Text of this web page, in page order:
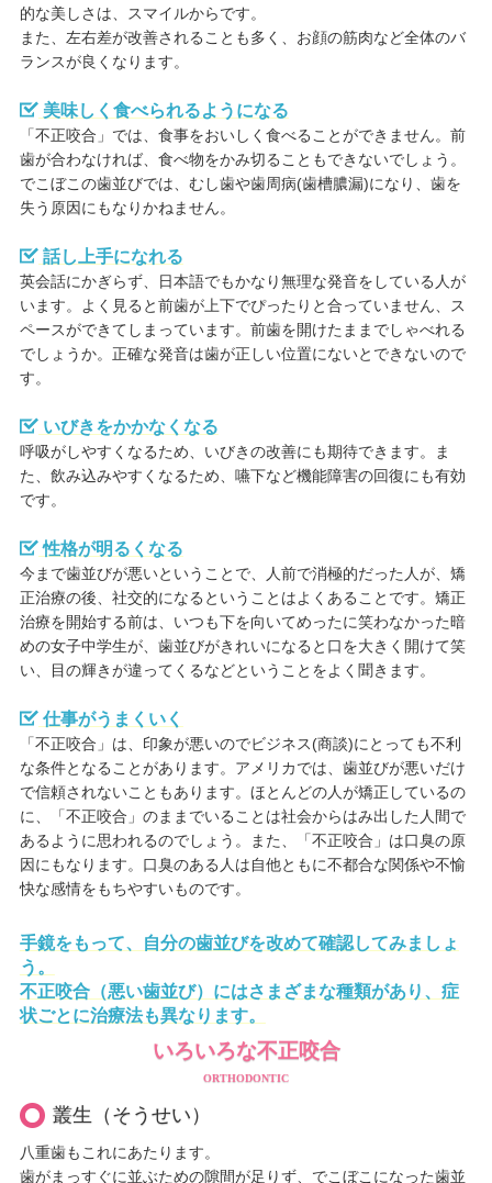
的な美しさは、スマイルからです。
また、左右差が改善されることも多く、お顔の筋肉など全体のバ
ランスが良くなります。
美味しく食べられるようになる
「不正咬合」では、食事をおいしく食べることができません。前
歯が合わなければ、食べ物をかみ切ることもできないでしょう。
でこぼこの歯並びでは、むし歯や歯周病(歯槽膿漏)になり、歯を
失う原因にもなりかねません。
話し上手になれる
英会話にかぎらず、日本語でもかなり無理な発音をしている人が
います。よく見ると前歯が上下でぴったりと合っていません、ス
ペースができてしまっています。前歯を開けたままでしゃべれる
でしょうか。正確な発音は歯が正しい位置にないとできないので
す。
いびきをかかなくなる
呼吸がしやすくなるため、いびきの改善にも期待できます。ま
た、飲み込みやすくなるため、嚥下など機能障害の回復にも有効
です。
性格が明るくなる
今まで歯並びが悪いということで、人前で消極的だった人が、矯
正治療の後、社交的になるということはよくあることです。矯正
治療を開始する前は、いつも下を向いてめったに笑わなかった暗
めの女子中学生が、歯並びがきれいになると口を大きく開けて笑
い、目の輝きが違ってくるなどということをよく聞きます。
仕事がうまくいく
「不正咬合」は、印象が悪いのでビジネス(商談)にとっても不利
な条件となることがあります。アメリカでは、歯並びが悪いだけ
で信頼されないこともあります。ほとんどの人が矯正しているの
に、「不正咬合」のままでいることは社会からはみ出した人間で
あるように思われるのでしょう。また、「不正咬合」は口臭の原
因にもなります。口臭のある人は自他ともに不都合な関係や不愉
快な感情をもちやすいものです。
手鏡をもって、自分の歯並びを改めて確認してみましょ
う。
不正咬合（悪い歯並び）にはさまざまな種類があり、症
状ごとに治療法も異なります。
いろいろな不正咬合
ORTHODONTIC
叢生（そうせい）
八重歯もこれにあたります。
歯がまっすぐに並ぶための隙間が足りず、でこぼこになった歯並